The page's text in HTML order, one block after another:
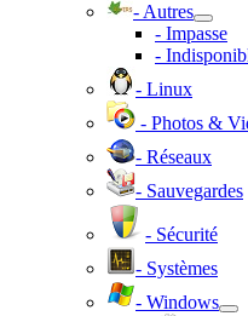
- Autres
- Impasse
-
- Linux
- Photos &
- Réseaux
- Sauvegardes
- Sécurité
- Systèmes
- Windows